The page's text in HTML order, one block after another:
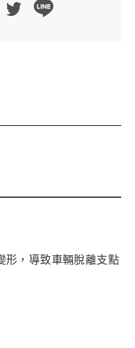
形，導致車輛脫離支點